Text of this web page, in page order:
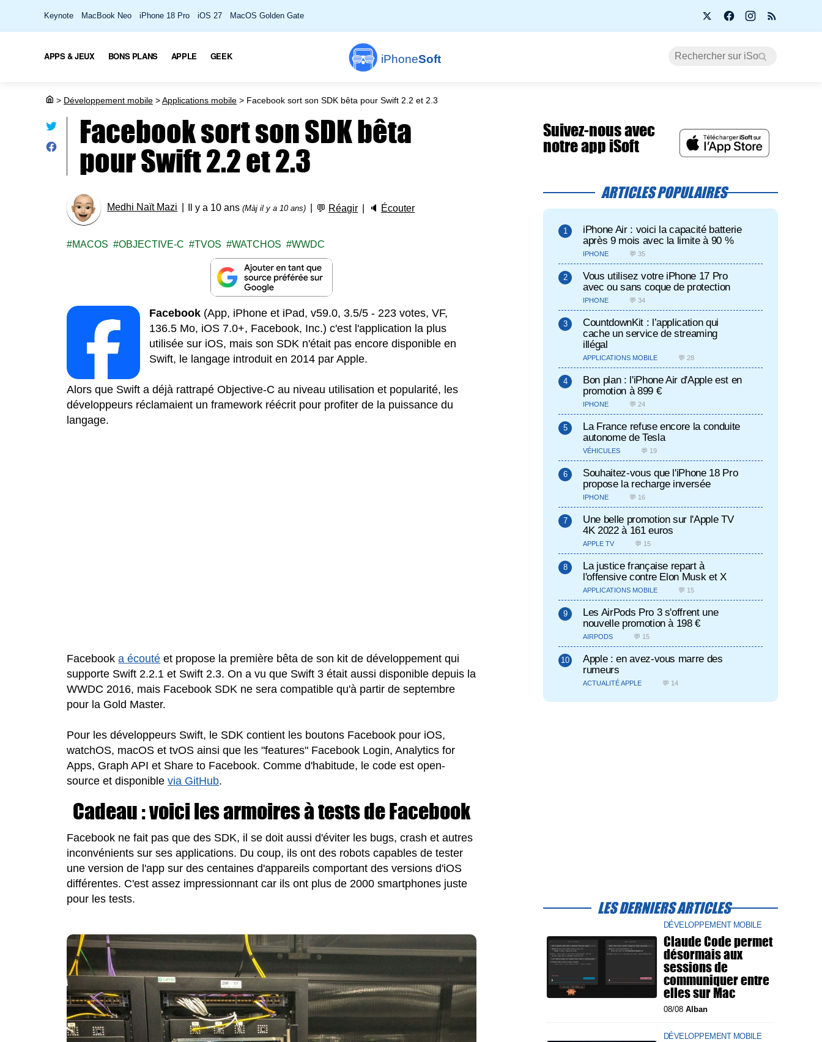
Keynote MacBook Neo iPhone 18 Pro iOS 27 MacOS Golden Gate
iPhoneSoft
APPS & JEUX BONS PLANS APPLE GEEK
> Développement mobile >Applications mobile > Facebook sort son SDK bêta pour Swift 2.2 et 2.3
Facebook sort son SDK bêta
pour Swift 2.2 et 2.3
Medhi Naït Mazi Il y a 10 ans(Màj il y a 10 ans) 💬 Réagir 🔈 Écouter
MACOS OBJECTIVE-C TVOS WATCHOS WWDC
Facebook (App, iPhone et iPad, v59.0, 3.5/5 - 223 votes, VF,
136.5 Mo, iOS 7.0+, Facebook, Inc.) c'est l'application la plus
utilisée sur iOS, mais son SDK n'était pas encore disponible en
Swift, le langage introduit en 2014 par Apple.
Alors que Swift a déjà rattrapé Objective-C au niveau utilisation et popularité, les
développeurs réclamaient un framework réécrit pour profiter de la puissance du
langage.
Facebooka écouté et propose la première bêta de son kit de développement qui
supporte Swift 2.2.1 et Swift 2.3. On a vu que Swift 3 était aussi disponible depuis la
WWDC 2016, mais Facebook SDK ne sera compatible qu'à partir de septembre
pour la Gold Master.
Pour les développeurs Swift, le SDK contient les boutons Facebook pour iOS,
watchOS, macOS et tvOS ainsi que les "features" Facebook Login, Analytics for
Apps, Graph API et Share to Facebook. Comme d'habitude, le code est open-
source et disponiblevia GitHub.
Cadeau : voici les armoires à tests de Facebook
Facebook ne fait pas que des SDK, il se doit aussi d'éviter les bugs, crash et autres
inconvénients sur ses applications. Du coup, ils ont des robots capables de tester
une version de l'app sur des centaines d'appareils comportant des versions d'iOS
différentes. C'est assez impressionnant car ils ont plus de 2000 smartphones juste
pour les tests.
Suivez-nous avec
notre app iSoft
ARTICLES POPULAIRES
iPhone Air : voici la capacité batterie
après 9 mois avec la limite à 90 %
IPHONE 💬 35
Vous utilisez votre iPhone 17 Pro
avec ou sans coque de protection
IPHONE 💬 34
CountdownKit : l’application qui
cache un service de streaming
illégal
APPLICATIONS MOBILE 💬 28
Bon plan : l'iPhone Air d'Apple est en
promotion à 899 €
IPHONE 💬 24
La France refuse encore la conduite
autonome de Tesla
VÉHICULES 💬 19
Souhaitez-vous que l'iPhone 18 Pro
propose la recharge inversée
IPHONE 💬 16
Une belle promotion sur l'Apple TV
4K 2022 à 161 euros
APPLE TV 💬 15
La justice française repart à
l'offensive contre Elon Musk et X
APPLICATIONS MOBILE 💬 15
Les AirPods Pro 3 s'offrent une
nouvelle promotion à 198 €
AIRPODS 💬 15
Apple : en avez-vous marre des
rumeurs
ACTUALITÉ APPLE 💬 14
LES DERNIERS ARTICLES
DÉVELOPPEMENT MOBILE
Claude Code permet
désormais aux
sessions de
communiquer entre
elles sur Mac
08/08 Alban
DÉVELOPPEMENT MOBILE